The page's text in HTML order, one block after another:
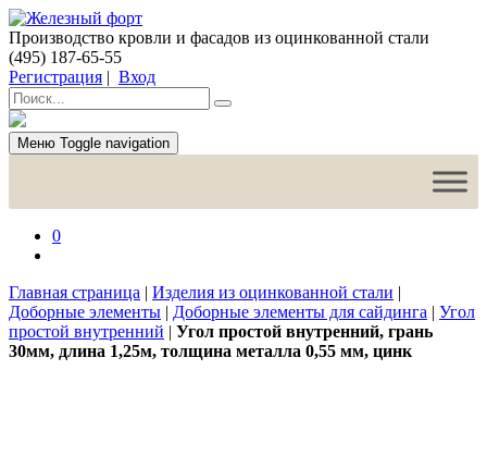
Производство кровли и фасадов из оцинкованной стали
(495) 187-65-55
Регистрация | Вход
Меню Toggle navigation
0
Главная страница | Изделия из оцинкованной стали |
Доборные элементы | Доборные элементы для сайдинга | Угол
простой внутренний | Угол простой внутренний, грань
30мм, длина 1,25м, толщина металла 0,55 мм, цинк